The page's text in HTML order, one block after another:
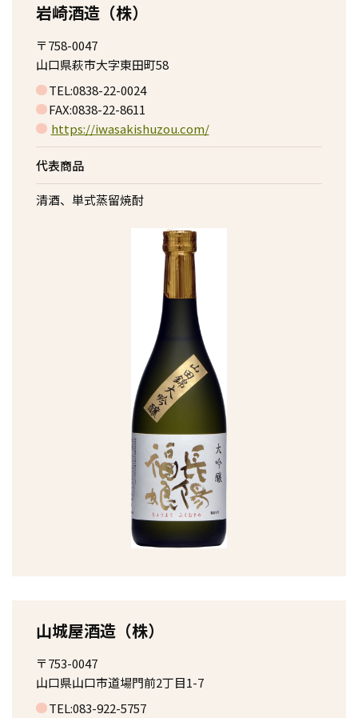
岩崎酒造（株）
〒758-0047
山口県萩市大字東田町58
TEL:0838-22-0024
FAX:0838-22-8611
https://iwasakishuzou.com/
代表商品
清酒、単式蒸留焼酎
山城屋酒造（株）
〒753-0047
山口県山口市道場門前2丁目1-7
TEL:083-922-5757